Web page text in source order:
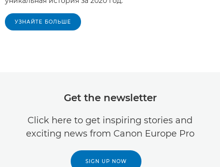
УЗНАЙТЕ БОЛЬШЕ
Get the newsletter
Click here to get inspiring stories and
exciting news from Canon Europe Pro
SIGN UP NOW